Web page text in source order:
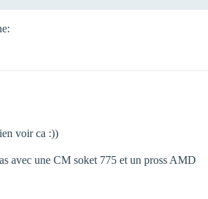
voir ca :))
avec une CM soket 775 et un pross AMD